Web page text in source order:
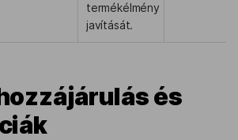
termékélmény
javítását.
és